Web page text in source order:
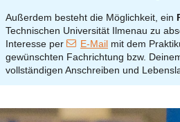
Außerdem besteht die Möglichkeit, ein
Technischen Universität Ilmenau zu
Interesse per
E-Mail mit dem
gewünschten Fachrichtung bzw.
vollständigen Anschreiben und